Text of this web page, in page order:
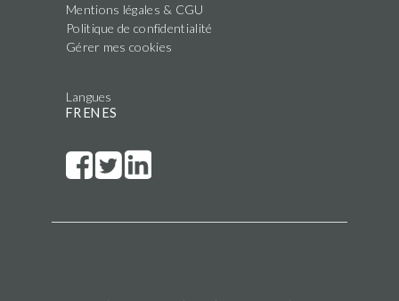
Mentions légales & CGU
Politique de confidentialité
Gérer mes cookies
Langues
FR EN ES